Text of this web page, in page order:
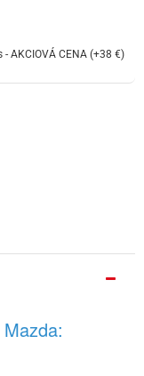
AKCIOVÁ CENA (+38 €)